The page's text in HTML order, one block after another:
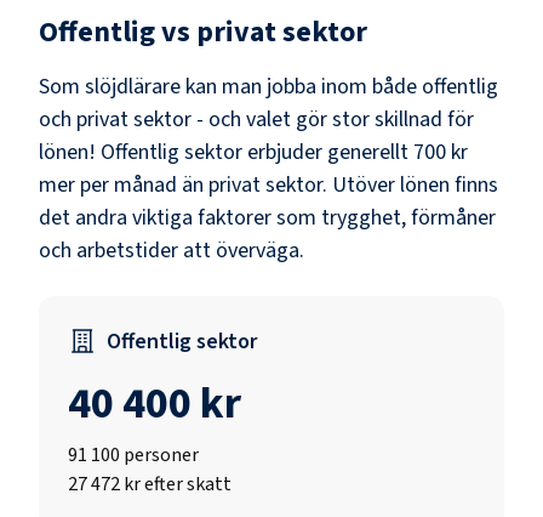
Offentlig vs privat sektor
Som slöjdlärare kan man jobba inom både offentlig
och privat sektor - och valet gör stor skillnad för
lönen! Offentlig sektor erbjuder generellt 700 kr
mer per månad än privat sektor. Utöver lönen finns
det andra viktiga faktorer som trygghet, förmåner
och arbetstider att överväga.
Offentlig sektor
40 400 kr
91 100 personer
27 472 kr efter skatt